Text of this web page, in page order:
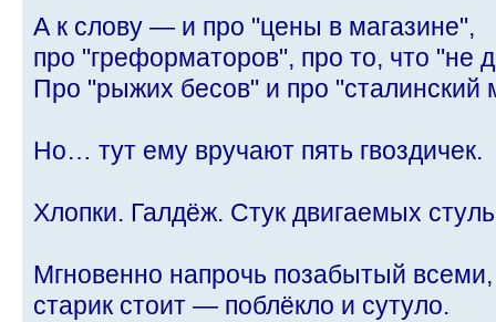
А к слову — и про "цены в магазине",
про "греформаторов", про то, что "не
Про "рыжих бесов" и про
Но… тут ему вручают пять гвоздичек.
Хлопки. Галдёж. Стук двигаемых
Мгновенно напрочь позабытый всеми,
старик стоит — поблёкло и сутуло.